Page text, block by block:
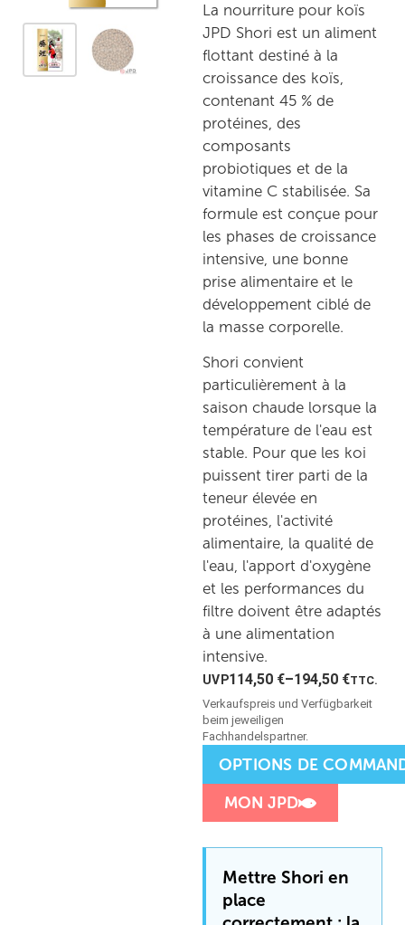
La nourriture pour koïs
JPD Shori est un aliment
flottant destiné à la
croissance des koïs,
contenant 45 % de
protéines, des
composants
probiotiques et de la
vitamine C stabilisée. Sa
formule est conçue pour
les phases de croissance
intensive, une bonne
prise alimentaire et le
développement ciblé de
la masse corporelle.
Shori convient
particulièrement à la
saison chaude lorsque la
température de l'eau est
stable. Pour que les koi
puissent tirer parti de la
teneur élevée en
protéines, l'activité
alimentaire, la qualité de
l'eau, l'apport d'oxygène
et les performances du
filtre doivent être adaptés
à une alimentation
intensive.
114,50 €–194,50 €TTC.
OPTIONS DE
MON JPD
Mettre Shori en
place